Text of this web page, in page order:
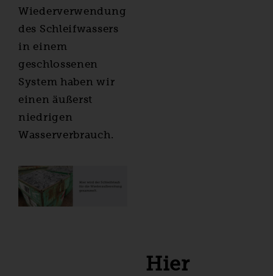
Wiederverwendung
des Schleifwassers
in einem
geschlossenen
System haben wir
einen äußerst
niedrigen
Wasserverbrauch.
Hier